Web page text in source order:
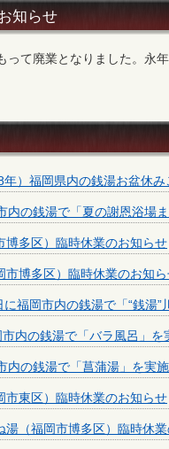
知らせ
って廃業となりました。永
年）福岡県内の銭湯お盆休み
内の銭湯で「夏の謝恩浴場
博多区）臨時休業のお知らせ
市博多区）臨時休業のお知
福岡市内の銭湯で「“銭湯”
内の銭湯で「バラ風呂」を
内の銭湯で「菖蒲湯」を実
市東区）臨時休業のお知らせ
湯（福岡市博多区）臨時休